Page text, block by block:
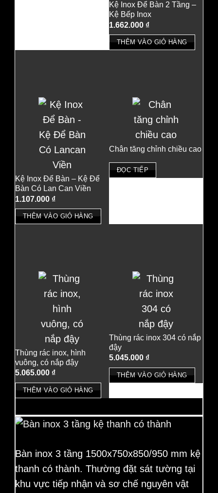
Kệ Inox Để Bàn 2 Tầng –
Kệ Bếp Inox
1.662.000 ₫
THÊM VÀO GIỎ HÀNG
Kệ Inox Để Bàn – Kệ Để
Bàn Có Lan Can Viền
1.107.000 ₫
THÊM VÀO GIỎ HÀNG
Chân tăng chỉnh chiều cao
ĐỌC TIẾP
Thùng rác inox, hình
vuông, có nắp đậy
5.065.000 ₫
THÊM VÀO GIỎ HÀNG
Thùng rác inox 304 có nắp
đậy
5.045.000 ₫
THÊM VÀO GIỎ HÀNG
Bàn inox 3 tầng 1500x750x850/950 mm kệ
thanh có thành. Thường đặt sát tường tại
khu vực tiếp nhận và sơ chế nguyên vật